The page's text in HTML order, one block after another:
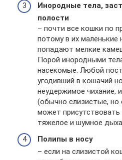
Инородные тела,
полости
– почти все кошки по
потому в их
попадают мелкие
Порой инородными
насекомые. Любой
угодивший в кошачий
неудержимое чихание,
(обычно слизистые, но
может присутствовать
тяжелое и шумное
Полипы в носу
– если на слизистой